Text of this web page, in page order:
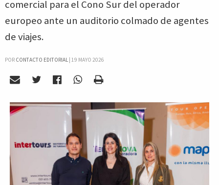
comercial para el Cono Sur del operador
europeo ante un auditorio colmado de agentes
de viajes.
POR CONTACTO EDITORIAL| 19 MAYO 2026